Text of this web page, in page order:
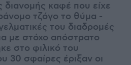
διανομής καφέ που είχε
τζόγο το θύμα -
του διαδρομές
με στόχο απόστρατο
στο φιλικό του
30 σφαίρες έριξαν οι